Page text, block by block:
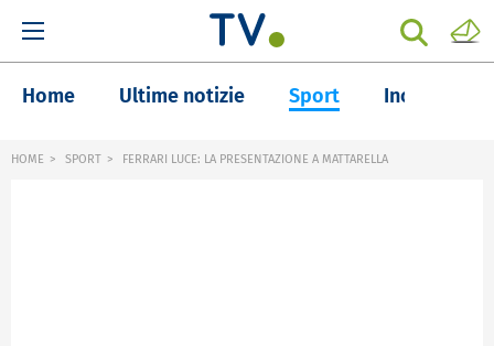
Home Ultime notizie Sport Inchieste
HOME SPORT FERRARI LUCE: LA PRESENTAZIONE A MATTARELLA